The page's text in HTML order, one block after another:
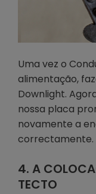
Uma vez o
alimentação,
Downlight.
nossa placa
novamente a
correctamente.
4. A
TECTO